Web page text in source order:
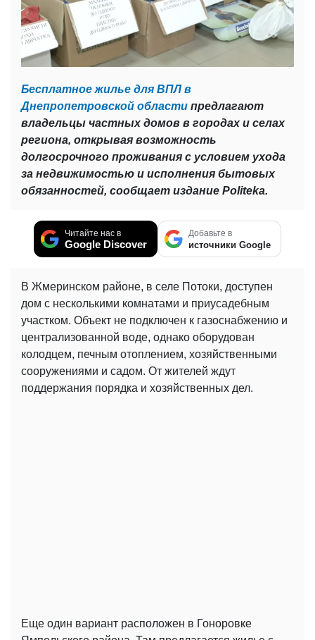
Бесплатное жилье для ВПЛ в
Днепропетровской области предлагают
владельцы частных домов в городах и селах
региона, открывая возможность
долгосрочного проживания с условием ухода
за недвижимостью и исполнения бытовых
обязанностей, сообщает издание Politeka.
Читайте нас в
Google Discover
Добавьте в
источники Google
В Жмеринском районе, в селе Потоки, доступен
дом с несколькими комнатами и приусадебным
участком. Объект не подключен к газоснабжению и
централизованной воде, однако оборудован
колодцем, печным отоплением, хозяйственными
сооружениями и садом. От жителей ждут
поддержания порядка и хозяйственных дел.
Еще один вариант расположен в Гоноровке